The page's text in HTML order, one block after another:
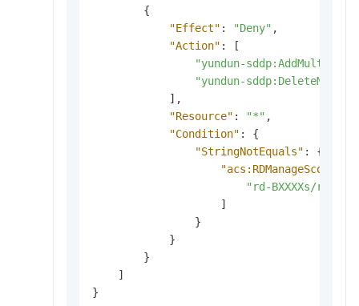
{
"Effect" : "Deny" ,
"Action" :
[
"yundun-
"yundun-
] ,
"Resource" : "*" ,
"Condition" :
{
"StringNotEquals" :
{
"acs:RDManageScope"
"rd-BXXXXs/r-
]
}
}
}
]
}